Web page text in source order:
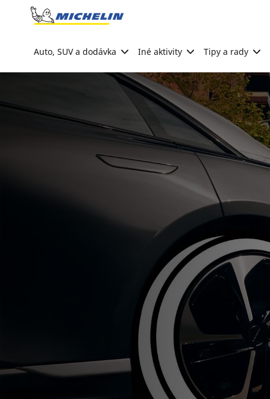
Go to page content
Auto, SUV a dodávka Iné aktivity Tipy a rady